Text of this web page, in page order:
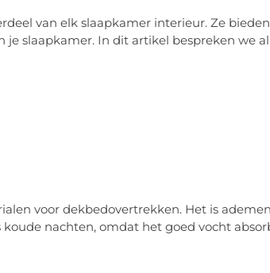
van elk slaapkamer interieur. Ze
je slaapkamer. In dit artikel bespreken we
voor dekbedovertrekken. Het is
nachten, omdat het goed vocht